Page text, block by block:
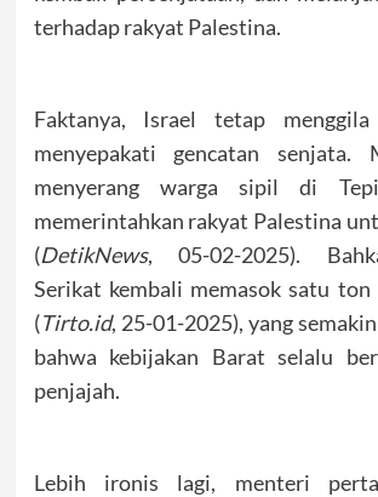
terhadap rakyat Palestina.
Faktanya, Israel tetap
menyepakati gencatan senjata.
menyerang warga sipil di
memerintahkan rakyat Palestina
(DetikNews, 05-02-2025).
Serikat kembali memasok satu ton
(Tirto.id, 25-01-2025), yang
bahwa kebijakan Barat selalu
penjajah.
Lebih ironis lagi, menteri